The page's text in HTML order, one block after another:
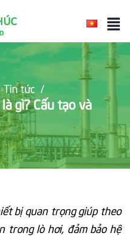
Tin tức /
gì? Cấu tạo và
bị quan trọng giúp theo
trong lò hơi, đảm bảo hệ